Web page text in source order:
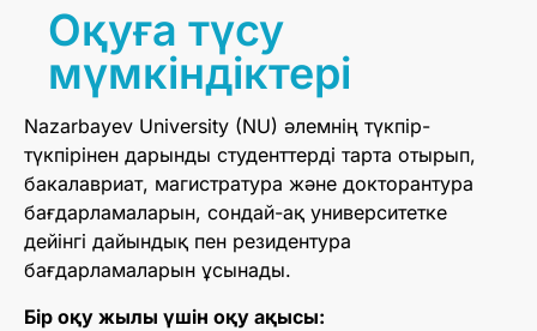
Оқуға түсу
мүмкіндіктері
Nazarbayev University (NU) әлемнің түкпір-
түкпірінен дарынды студенттерді тарта отырып,
бакалавриат, магистратура және докторантура
бағдарламаларын, сондай-ақ университетке
дейінгі дайындық пен резидентура
бағдарламаларын ұсынады.
Бір оқу жылы үшін оқу ақысы: